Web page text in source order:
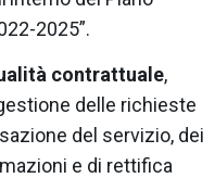
2025”.
contrattuale,
delle richieste
del servizio, dei
e di rettifica